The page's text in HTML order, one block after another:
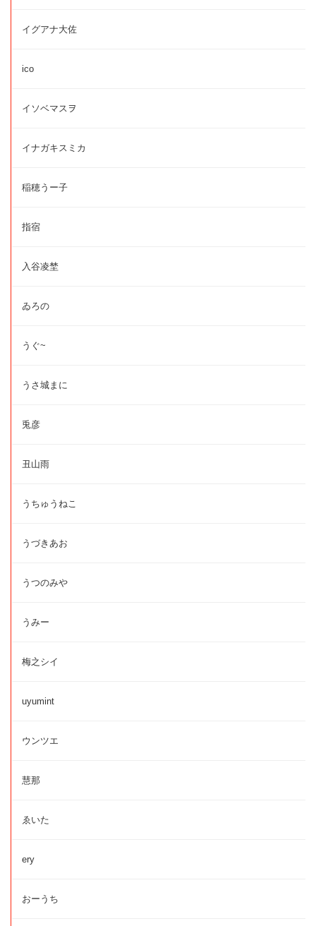
イグアナ大佐
ico
イソベマスヲ
イナガキスミカ
稲穂うー子
指宿
入谷凌埜
ゐろの
うぐ~
うさ城まに
兎彦
丑山雨
うちゅうねこ
うづきあお
うつのみや
うみー
梅之シイ
uyumint
ウンツエ
慧那
ゑいた
ery
おーうち